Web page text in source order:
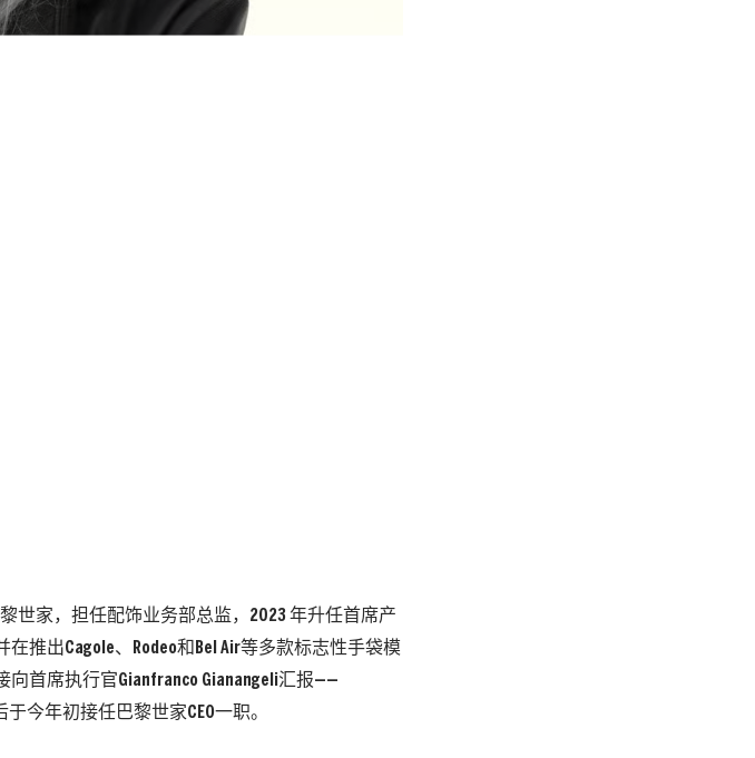
世家，担任配饰业务部总监，2023 年升任首席产
推出Cagole、Rodeo和Bel Air等多款标志性手袋模
首席执行官Gianfranco Gianangeli汇报——
今年初接任巴黎世家CEO一职。